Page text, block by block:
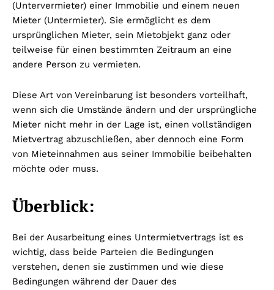
(Untervermieter) einer Immobilie und einem neuen
Mieter (Untermieter). Sie ermöglicht es dem
ursprünglichen Mieter, sein Mietobjekt ganz oder
teilweise für einen bestimmten Zeitraum an eine
andere Person zu vermieten.
Diese Art von Vereinbarung ist besonders vorteilhaft,
wenn sich die Umstände ändern und der ursprüngliche
Mieter nicht mehr in der Lage ist, einen vollständigen
Mietvertrag abzuschließen, aber dennoch eine Form
von Mieteinnahmen aus seiner Immobilie beibehalten
möchte oder muss.
Überblick:
Bei der Ausarbeitung eines Untermietvertrags ist es
wichtig, dass beide Parteien die Bedingungen
verstehen, denen sie zustimmen und wie diese
Bedingungen während der Dauer des